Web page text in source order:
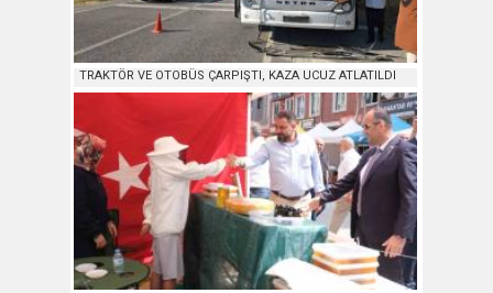
TRAKTÖR VE OTOBÜS ÇARPIŞTI, KAZA UCUZ ATLATILDI